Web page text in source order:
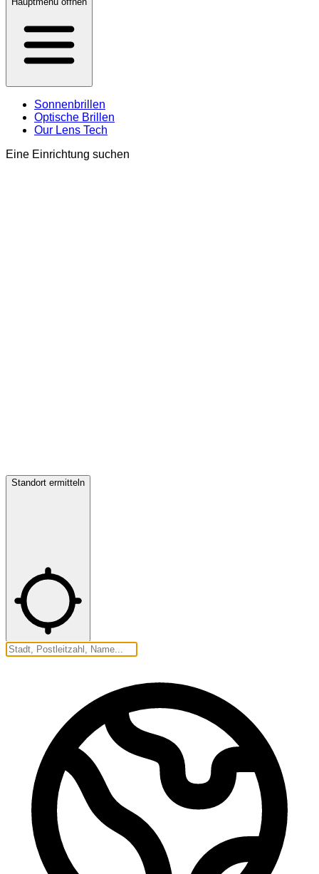
Sonnenbrillen
Optische Brillen
Our Lens Tech
Eine Einrichtung suchen
Standort ermitteln